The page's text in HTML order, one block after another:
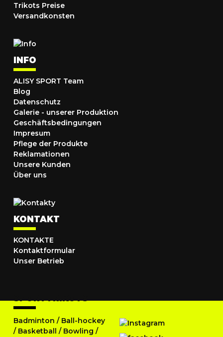
Trikots Preise
Versandkonsten
INFO
ALISY SPORT Team
Blog
Datenschutz
Galerie - unserer Produktion
Geschäftsbedingungen
Impresum
Pflege der Produkte
Reklamationen
Unsere Kunden
Über uns
KONTAKT
KONTAKTE
Kontaktformular
Unser Betrieb
SPORTTRIKOTS
Badminton / Ball-hockey
/ Basketball / Bowling /